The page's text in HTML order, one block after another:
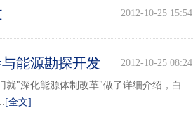
2012-10-25 15:54
能源勘探开发 2012-10-25 08:24
就"深化能源体制改革"做了详细介绍，白
[全文]